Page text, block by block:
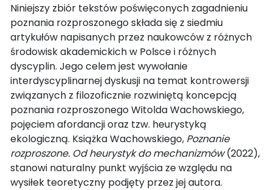
Niniejszy zbiór tekstów poświęconych zagadnieniu
poznania rozproszonego składa się z siedmiu
artykułów napisanych przez naukowców z różnych
środowisk akademickich w Polsce i różnych
dyscyplin. Jego celem jest wywołanie
interdyscyplinarnej dyskusji na temat kontrowersji
związanych z filozoficznie rozwiniętą koncepcją
poznania rozproszonego Witolda Wachowskiego,
pojęciem afordancji oraz tzw. heurystyką
ekologiczną. Książka Wachowskiego, Poznanie
rozproszone. Od heurystyk do mechanizmów(2022),
stanowi naturalny punkt wyjścia ze względu na
wysiłek teoretyczny podjęty przez jej autora.